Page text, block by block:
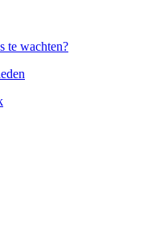
te wachten?